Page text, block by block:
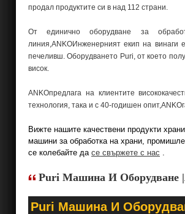
продал продуктите си в над 112 страни.
От единично оборудване за
линия,ANKOИнженерният екип на винаги
печеливш. Оборудването Puri, от което
висок.
ANKOпредлага на клиентите
технология, така и с 40-годишен
Вижте нашите качествени продукти
машини за обработка на храни,
се колебайте да се свържете с нас .
Puri Машина И
Puri Машина И